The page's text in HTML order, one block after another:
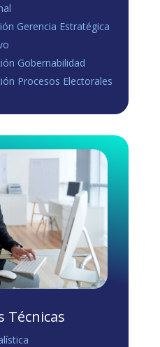
Gerencia Estratégica
Gobernabilidad
Procesos Electorales
Técnicas